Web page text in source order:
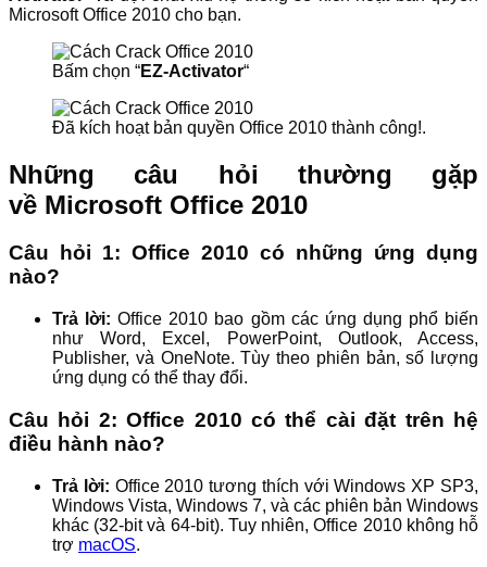
Microsoft Office 2010 cho bạn.
Bấm chọn “EZ-Activator“
Đã kích hoạt bản quyền Office 2010 thành công!.
Những câu hỏi thường gặp
về Microsoft Office 2010
Câu hỏi 1: Office 2010 có những ứng dụng
nào?
Trả lời:Office 2010 bao gồm các ứng dụng phổ biến
như Word, Excel, PowerPoint, Outlook, Access,
Publisher, và OneNote. Tùy theo phiên bản, số lượng
ứng dụng có thể thay đổi.
Câu hỏi 2: Office 2010 có thể cài đặt trên hệ
điều hành nào?
Trả lời: Office 2010 tương thích với Windows XP SP3,
Windows Vista, Windows 7, và các phiên bản Windows
khác (32-bit và 64-bit). Tuy nhiên, Office 2010 không hỗ
trợ macOS.